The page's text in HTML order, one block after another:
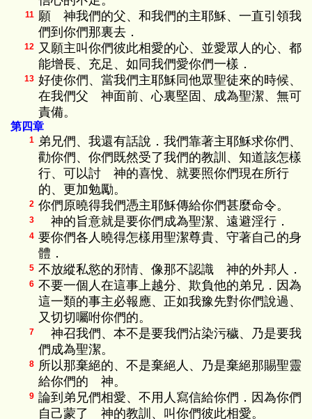
11 願 神我們的父、和我們的主耶穌、一直引領我
們到你們那裏去．
12 又願主叫你們彼此相愛的心、並愛眾人的心、都
能增長、充足、如同我們愛你們一樣．
13 好使你們、當我們主耶穌同他眾聖徒來的時候、
在我們父 神面前、心裏堅固、成為聖潔、無可
責備。
第四章
1 弟兄們、我還有話說．我們靠著主耶穌求你們、
勸你們、你們既然受了我們的教訓、知道該怎樣
行、可以討 神的喜悅、就要照你們現在所行
的、更加勉勵。
2 你們原曉得我們憑主耶穌傳給你們甚麼命令。
3 神的旨意就是要你們成為聖潔、遠避淫行．
4 要你們各人曉得怎樣用聖潔尊貴、守著自己的身
體．
5 不放縱私慾的邪情、像那不認識 神的外邦人．
6 不要一個人在這事上越分、欺負他的弟兄．因為
這一類的事主必報應、正如我豫先對你們說過、
又切切囑咐你們的。
7
神召我們、本不是要我們沾染污穢、乃是要我
們成為聖潔。
8 所以那棄絕的、不是棄絕人、乃是棄絕那賜聖靈
給你們的 神。
9 論到弟兄們相愛、不用人寫信給你們．因為你們
自己蒙了 神的教訓、叫你們彼此相愛。